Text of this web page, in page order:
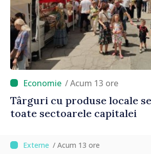
/ Acum 13 ore
Târguri cu produse locale
toate sectoarele capitalei
/ Acum 13 ore